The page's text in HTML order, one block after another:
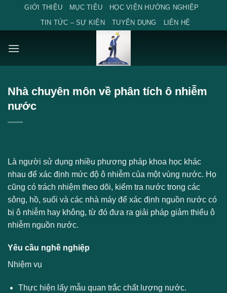
content
GIỚI THIỆU MỤC TIÊU
HỌC VIỆN HƯỚNG NGHIỆP
TIN TỨC – SỰ KIỆN
TUYỂN DỤNG LIÊN HỆ
Nhà chuyên môn về phân tích ô nhiễm
nước
Là người sử dụng nhiều phương pháp khoa học khác
nhau để xác định mức độ ô nhiễm của một vùng nước. Họ
cũng có trách nhiệm theo dõi, kiểm tra nước trong các
sông, hồ, suối và các nhà máy để xác định nguồn nước có
bị ô nhiễm hay không, từ đó đưa ra giải pháp giảm thiểu ô
nhiễm nguồn nước.
Yêu cầu nghề nghiệp
Nhiệm vụ
Thực hiện lấy mẫu quan trắc chất lượng nước.